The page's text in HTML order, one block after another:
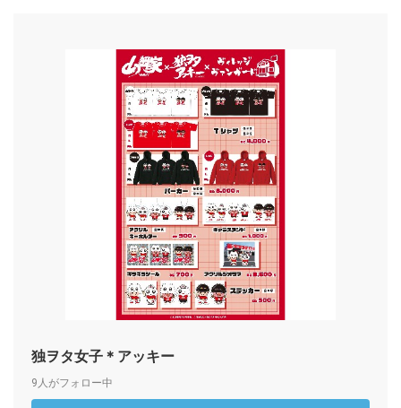
独ヲタ女子＊アッキー
9人がフォロー中